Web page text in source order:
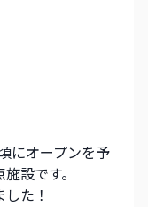
にオープンを予
設です。
た！